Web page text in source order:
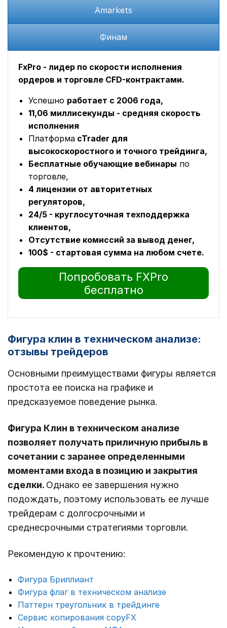
Amarkets
Финам
FxPro - лидер по скорости исполнения
ордеров и торговле CFD-контрактами.
Успешно работает с 2006 года,
11,06 миллисекунды - средняя скорость
исполнения
Платформа cTrader для
высокоскоростного и точного трейдинга,
Бесплатные обучающие вебинары по
торговле,
4 лицензии от авторитетных
регуляторов,
24/5 - круглосуточная техподдержка
клиентов,
Отсутствие комиссий за вывод денег,
100$ - стартовая сумма на любом счете.
Попробовать FXPro
бесплатно
Фигура клин в техническом анализе:
отзывы трейдеров
Основными преимуществами фигуры является
простота ее поиска на графике и
предсказуемое поведение рынка.
Фигура Клин в техническом анализе
позволяет получать приличную прибыль в
сочетании с заранее определенными
моментами входа в позицию и закрытия
сделки. Однако ее завершения нужно
подождать, поэтому использовать ее лучше
трейдерам с долгосрочными и
среднесрочными стратегиями торговли.
Рекомендую к прочтению:
Фигура Бриллиант
Фигура флаг в техническом анализе
Паттерн треугольник в трейдинге
Сервис копирования copyFX